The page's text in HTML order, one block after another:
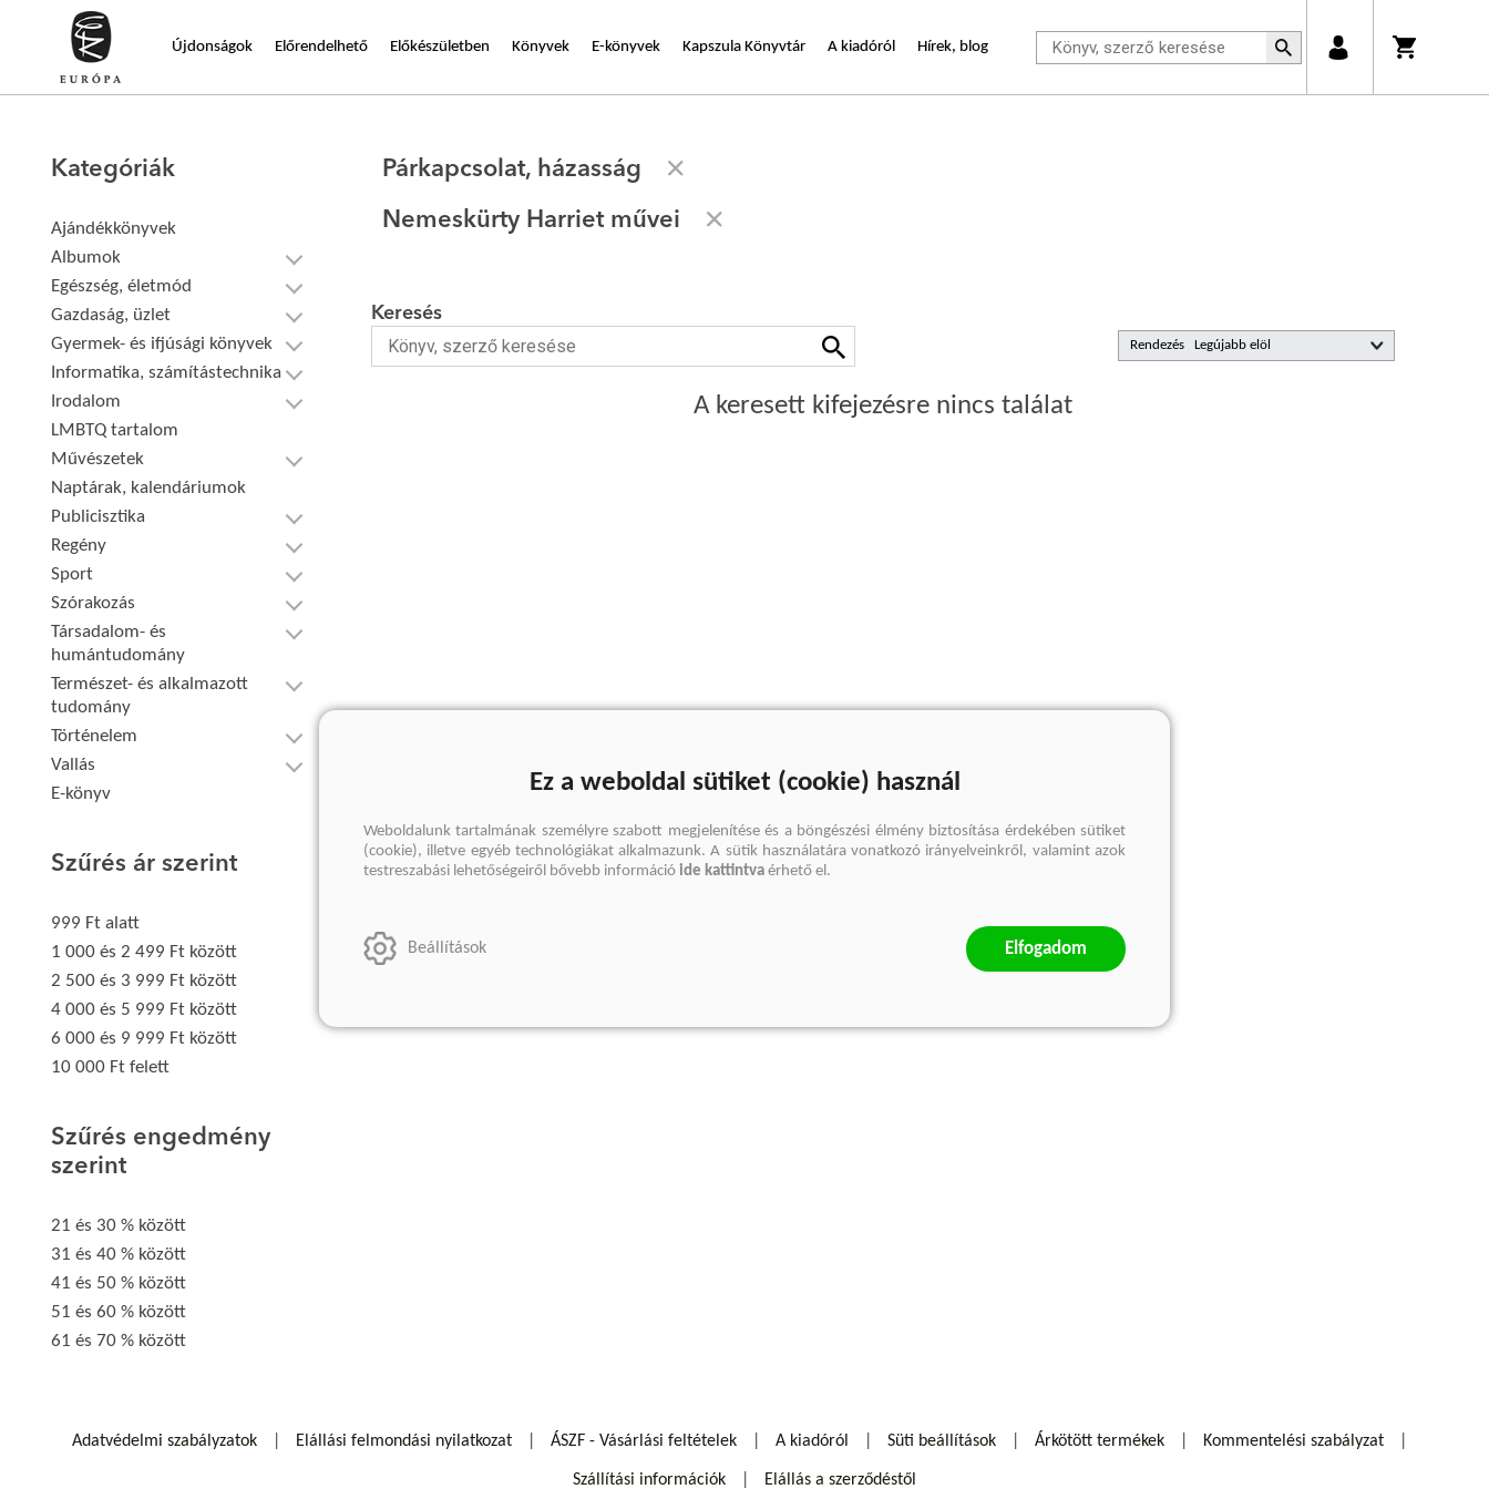
Újdonságok Előrendelhető Előkészületben Könyvek E-könyvek Kapszula Könyvtár A kiadóról Hírek, blog
Kategóriák
Ajándékkönyvek
Albumok
Egészség, életmód
Gazdaság, üzlet
Gyermek- és ifjúsági könyvek
Informatika, számítástechnika
Irodalom
LMBTQ tartalom
Művészetek
Naptárak, kalendáriumok
Publicisztika
Regény
Sport
Szórakozás
Társadalom- és
humántudomány
Természet- és alkalmazott
tudomány
Történelem
Vallás
E-könyv
Szűrés ár szerint
999 Ft alatt
1 000 és 2 499 Ft között
2 500 és 3 999 Ft között
4 000 és 5 999 Ft között
6 000 és 9 999 Ft között
10 000 Ft felett
Szűrés engedmény
szerint
21 és 30 % között
31 és 40 % között
41 és 50 % között
51 és 60 % között
61 és 70 % között
Párkapcsolat, házasság
Nemeskürty Harriet művei
Rendezés
Keresés
A keresett kifejezésre nincs találat
Adatvédelmi szabályzatok Elállási felmondási nyilatkozat ÁSZF - Vásárlási feltételek A kiadóról Süti beállítások Árkötött termékek Kommentelési szabályzat
Szállítási információk Elállás a szerződéstől
Ez a weboldal sütiket (cookie) használ
Weboldalunk tartalmának személyre szabott megjelenítése és a böngészési élmény biztosítása érdekében sütiket
(cookie), illetve egyéb technológiákat alkalmazunk. A sütik használatára vonatkozó irányelveinkről, valamint azok
testreszabási lehetőségeiről bővebb információ ide kattintva érhető el.
Beállítások Elfogadom